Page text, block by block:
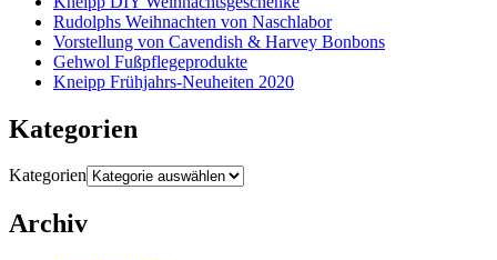
Rudolphs Weihnachten von Naschlabor
Vorstellung von Cavendish & Harvey Bonbons
Gehwol Fußpflegeprodukte
Kneipp Frühjahrs-Neuheiten 2020
Kategorien
Kategorien
Archiv